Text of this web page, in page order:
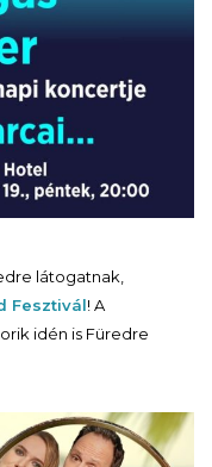
látogatnak,
Fesztivál! A
idén is Füredre